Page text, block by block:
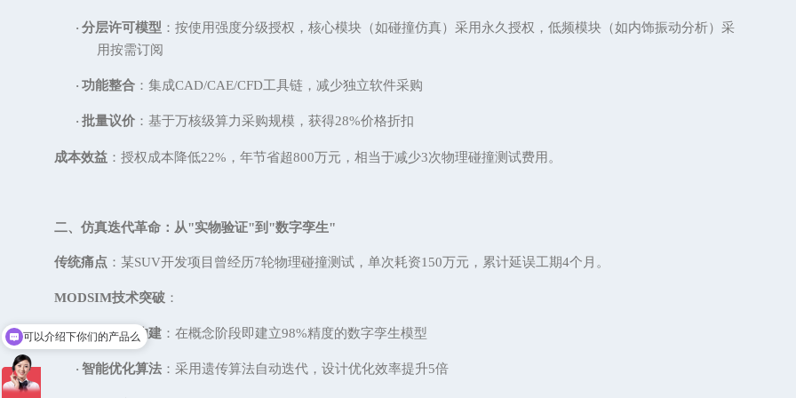
· 分层许可模型 ：按使用强度分级授权，核心模块（如碰撞仿真）采用永久授权，低频模块（如内饰振动分析）采
用按需订阅
· 功能整合：集成CAD/CAE/CFD工具链，减少独立软件采购
· 批量议价：基于万核级算力采购规模，获得28%价格折扣
成本效益：授权成本降低22%，年节省超800万元，相当于减少3次物理碰撞测试费用。
二、仿真迭代革命：从"实物验证"到"数字孪生"
传统痛点 ：某SUV开发项目曾经历7轮物理碰撞测试，单次耗资150万元，累计延误工期4个月。
MODSIM技术突破：
· 虚拟原型构建：在概念阶段即建立98%精度的数字孪生模型
· 智能优化算法：采用遗传算法自动迭代，设计优化效率提升5倍
你们是怎么收费的呢